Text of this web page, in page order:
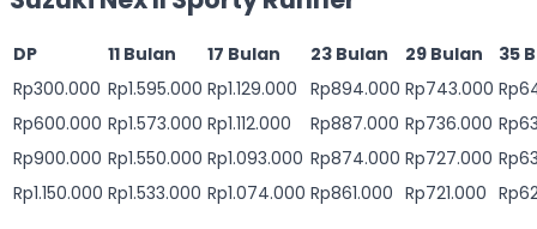
DP 11 Bulan 17 Bulan 23 Bulan 29 Bulan
35
Rp300.000 Rp1.595.000 Rp1.129.000 Rp894.000 Rp743.000
Rp600.000 Rp1.573.000 Rp1.112.000 Rp887.000 Rp736.000
Rp900.000 Rp1.550.000 Rp1.093.000 Rp874.000 Rp727.000
Rp1.150.000 Rp1.533.000 Rp1.074.000 Rp861.000 Rp721.000